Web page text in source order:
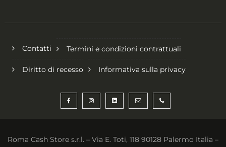
Contatti Termini e condizioni contrattuali
Diritto di recesso Informativa sulla privacy
Roma Cash Store s.r.l. – Via E. Toti, 118 90128 Palermo Italia –